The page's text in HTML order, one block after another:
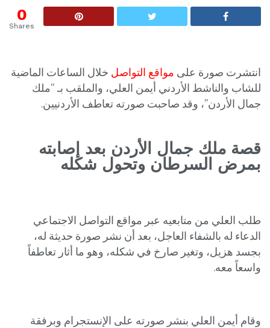
0
Shares
انتشرت صورة على مواقع التواصل خلال الساعات الماضية
للشاب والناشط الأردني أيمن العلي، والملقب بـ “ملك
جمال الأردن”، وقد صاحبت صورته تعاطف الأردنيين.
قصة ملك جمال الأردن بعد إصابته
بمرض السرطان وتحول شكله
طلب العلي من متابعيه عبر مواقع التواصل الاجتماعي
الدعاء له بالشفاء العاجل، بعد أن نشر صورة حديثة له،
بجسد هزيل، وتغير صارخ في شكله، وهو ما أثار تعاطفاً
واسعاً معه.
وقام أيمن العلي بنشر صورته على الإنستجرام وبرفقة